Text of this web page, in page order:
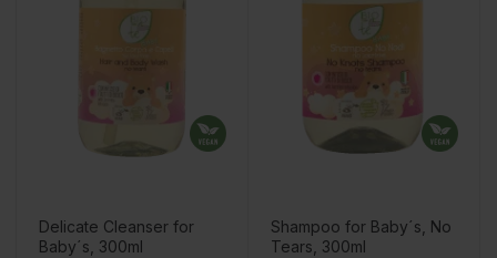
Delicate Cleanser for
Baby´s, 300ml
Shampoo for Baby´s, No
Tears, 300ml